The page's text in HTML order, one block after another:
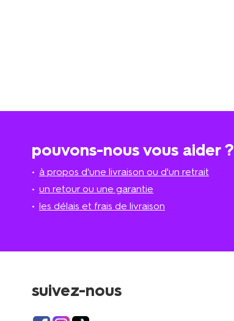
pouvons-nous vous aider ?
à propos d'une livraison ou d'un retrait
un retour ou une garantie
les délais et frais de livraison
suivez-nous